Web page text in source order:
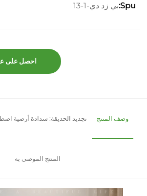
Spu: بي زد دي-1-13
احصل على
وصف المنتج تجديد الحديقة: سدادة أرضية
المنتج الموصى به